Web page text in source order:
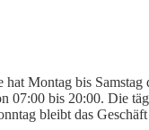
hat Montag bis Samstag
07:00 bis 20:00. Die
bleibt das Geschäft